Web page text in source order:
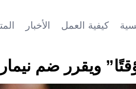
كيفية العمل الأخبار
ويقرر ضم